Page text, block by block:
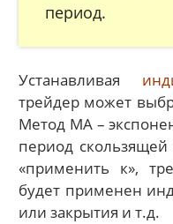
период.
Устанавливая
трейдер может
Метод MA –
период
«применить к»,
будет применен
или закрытия и т.д.